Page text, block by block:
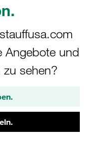
Angebote und
zu sehen?
Baureihe Gr.
W12
Schraube